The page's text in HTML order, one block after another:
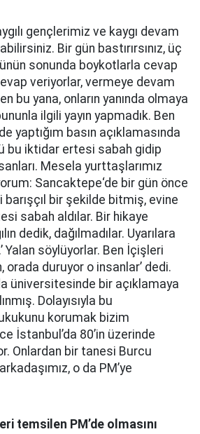
gençlerimiz ve kaygı devam
Bir gün bastırırsınız, üç
sonunda boykotlarla cevap
veriyorlar, vermeye devam
bu yana, onların yanında olmaya
ilgili yayın yapmadık. Ben
yaptığım basın açıklamasında
bu iktidar ertesi sabah gidip
Mesela yurttaşlarımız
Sancaktepe‘de bir gün önce
bir şekilde bitmiş, evine
sabah aldılar. Bir hikaye
dedik, dağılmadılar. Uyarılara
Yalan söylüyorlar. Ben İçişleri
orada duruyor o insanlar’ dedi.
üniversitesinde bir açıklamaya
Dolayısıyla bu
korumak bizim
İstanbul’da 80’in üzerinde
Onlardan bir tanesi Burcu
o da PM’ye
temsilen PM’de olmasını